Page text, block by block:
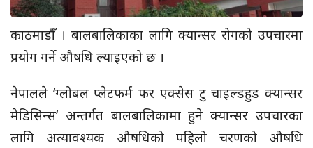
काठमाडौँ । बालबालिकाका लागि क्यान्सर रोगको उपचारमा
प्रयोग गर्ने औषधि ल्याइएको छ ।
नेपालले ‘ग्लोबल प्लेटफर्म फर एक्सेसटु चाइल्डहुड क्यान्सर
मेडिसिन्स’ अन्तर्गतबालबालिकामा हुने क्यान्सर उपचारका
लागि अत्यावश्यक औषधिको पहिलो चरणको औषधि